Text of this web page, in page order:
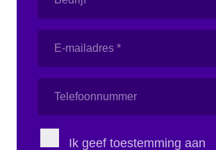
mailadres
Ik geef toestemming aan